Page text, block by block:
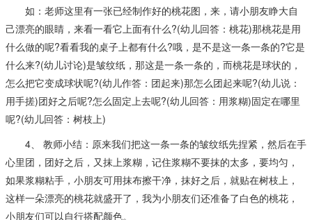
如：老师这里有一张已经制作好的桃花图，来，请小朋友睁大自
己漂亮的眼睛，来看一看它上面有什么?(幼儿回答：桃花)那桃花是用
什么做的呢?看看我的桌子上都有什么?哦，是不是这一条一条的?它是
什么来?(幼儿讨论)是皱纹纸，那这是一条一条的，而桃花是球状的，
怎么把它变成球状呢?(幼儿作答：团起来)那怎么团起来呢?(幼儿说：
用手搓)团好之后呢?怎么固定上去呢?(幼儿回答：用浆糊)固定在哪里
呢?(幼儿回答：树枝上)
4、 教师小结：原来我们把这一条一条的皱纹纸先捏紧，然后在手
心里团，团好之后，又抹上浆糊，记住浆糊不要抹的太多，要均匀，
如果浆糊粘手，小朋友可用抹布擦干净，抹好之后，就贴在树枝上，
这样一朵漂亮的桃花就盛开了，我为小朋友们还准备了白色的桃花，
小朋友们可以自行搭配颜色。